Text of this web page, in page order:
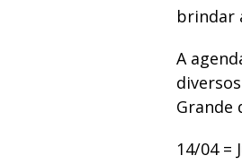
brindar
A
Grande
14/04 =